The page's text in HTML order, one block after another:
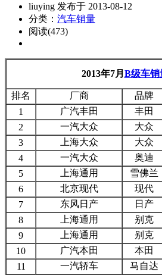
liuying 发布于 2013-08-12
分类： 汽车销量
阅读(473)
2013年7月 B级车销
排名 厂商 品牌
1
广汽丰田 丰田
2
一汽大众 大众
3
上海大众 大众
4
一汽大众 奥迪
5
上海通用 雪佛兰
6
北京现代 现代
7
东风日产 日产
8
上海通用 别克
9
上海通用 别克
10
广汽本田 本田
11
一汽轿车 马自达